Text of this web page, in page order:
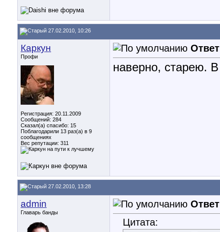
27.02.2010, 10:26
Каркун
Профи
Регистрация: 20.11.2009
Сообщений: 284
Сказал(а) спасибо: 15
Поблагодарили 13 раз(а) в 9
сообщениях
Вес репутации: 311
наверно, старею.
27.02.2010, 13:28
admin
Главарь банды
Цитата: